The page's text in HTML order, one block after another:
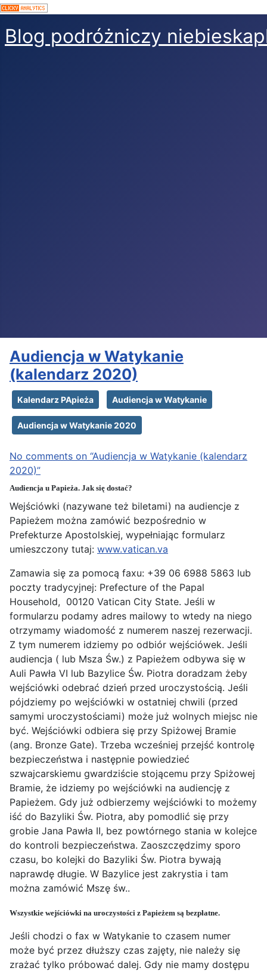
Blog podróżniczy
Audiencja w Watykanie
(kalendarz 2020)
Kalendarz PApieża Audiencja w Watykanie
Audiencja w Watykanie 2020
No comments on “Audiencja w Watykanie (kalendarz
2020)”
Audiencja u Papieża. Jak się dostać?
Wejściówki (nazywane też biletami) na audiencje z
Papieżem można zamówić bezpośrednio w
Prefekturze Apostolskiej, wypełniając formularz
umieszczony tutaj: www.vatican.va
Zamawia się za pomocą faxu: +39 06 6988 5863 lub
poczty tradycyjnej: Prefecture of the Papal
Household, 00120 Vatican City State. Jeśli w
formularzu podamy adres mailowy to wtedy na niego
otrzymamy wiadomość z numerem naszej rezerwacji.
Z tym numerem idziemy po odbiór wejściówek. Jeśli
audiencja ( lub Msza Św.) z Papieżem odbywa się w
Auli Pawła VI lub Bazylice Św. Piotra doradzam żeby
wejściówki odebrać dzień przed uroczystością. Jeśli
pójdziemy po wejściówki w ostatniej chwili (przed
samymi uroczystościami) może już wolnych miejsc nie
być. Wejściówki odbiera się przy Spiżowej Bramie
(ang. Bronze Gate). Trzeba wcześniej przejść kontrolę
bezpieczeństwa i następnie powiedzieć
szwajcarskiemu gwardziście stojącemu przy Spiżowej
Bramie, że idziemy po wejściówki na audiencję z
Papieżem. Gdy już odbierzemy wejściówki to możemy
iść do Bazyliki Św. Piotra, aby pomodlić się przy
grobie Jana Pawła II, bez powtórnego stania w kolejce
do kontroli bezpieczeństwa. Zaoszczędzimy sporo
czasu, bo kolejki do Bazyliki Św. Piotra bywają
naprawdę długie. W Bazylice jest zakrystia i tam
można zamówić Mszę św..
Wszystkie wejściówki na uroczystości z Papieżem są bezpłatne.
Jeśli chodzi o fax w Watykanie to czasem numer
może być przez dłuższy czas zajęty, nie należy się
zrażać tylko próbować dalej. Gdy nie mamy dostępu